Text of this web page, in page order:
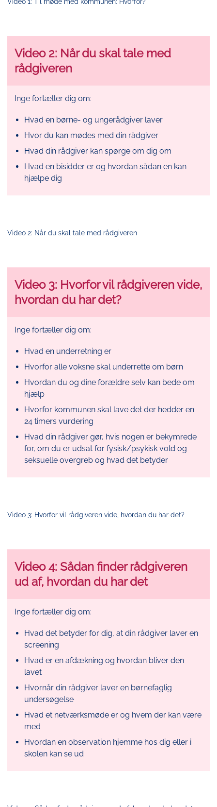
Video 1: Til møde med kommunen: Hvorfor?
Video 2: Når du skal tale med
rådgiveren
Inge fortæller dig om:
Hvad en børne- og ungerådgiver laver
Hvor du kan mødes med din rådgiver
Hvad din rådgiver kan spørge om dig om
Hvad en bisidder er og hvordan sådan en kan
hjælpe dig
Video 2: Når du skal tale med rådgiveren
Video 3: Hvorfor vil rådgiveren vide,
hvordan du har det?
Inge fortæller dig om:
Hvad en underretning er
Hvorfor alle voksne skal underrette om børn
Hvordan du og dine forældre selv kan bede om
hjælp
Hvorfor kommunen skal lave det der hedder en
24 timers vurdering
Hvad din rådgiver gør, hvis nogen er bekymrede
for, om du er udsat for fysisk/psykisk vold og
seksuelle overgreb og hvad det betyder
Video 3: Hvorfor vil rådgiveren vide, hvordan du har det?
Video 4: Sådan finder rådgiveren
ud af, hvordan du har det
Inge fortæller dig om:
Hvad det betyder for dig, at din rådgiver laver en
screening
Hvad er en afdækning og hvordan bliver den
lavet
Hvornår din rådgiver laver en børnefaglig
undersøgelse
Hvad et netværksmøde er og hvem der kan være
med
Hvordan en observation hjemme hos dig eller i
skolen kan se ud